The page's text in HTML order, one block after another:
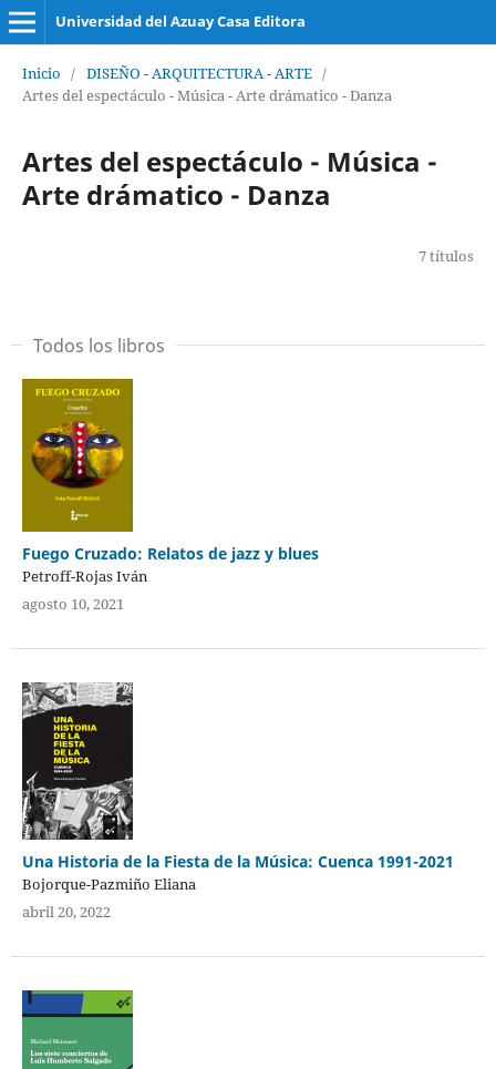
Universidad del Azuay Casa Editora
Inicio / DISEÑO - ARQUITECTURA - ARTE /
Artes del espectáculo - Música - Arte drámatico - Danza
Artes del espectáculo - Música -
Arte drámatico - Danza
7 títulos
Todos los libros
Fuego Cruzado: Relatos de jazz y blues
Petroff-Rojas Iván
agosto 10, 2021
Una Historia de la Fiesta de la Música: Cuenca 1991-2021
Bojorque-Pazmiño Eliana
abril 20, 2022